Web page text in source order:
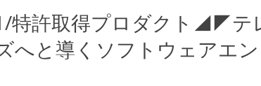
特許取得プロダクト◢◤テ
へと導くソフトウェアエ